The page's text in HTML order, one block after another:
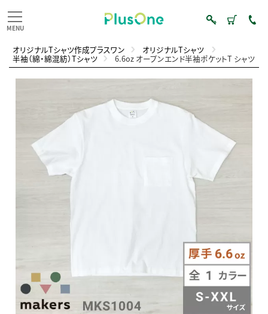
オリジナルTシャツ作成プラスワン オリジナルTシャツ
半袖（綿・綿混紡）Tシャツ 6.6oz オープンエンド半袖ポケットT シャツ